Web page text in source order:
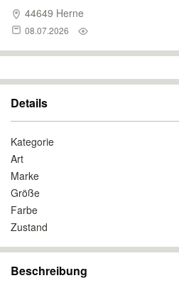
44649 Herne
08.07.2026
Details
Kategorie
Art
Marke
Größe
Farbe
Zustand
Beschreibung